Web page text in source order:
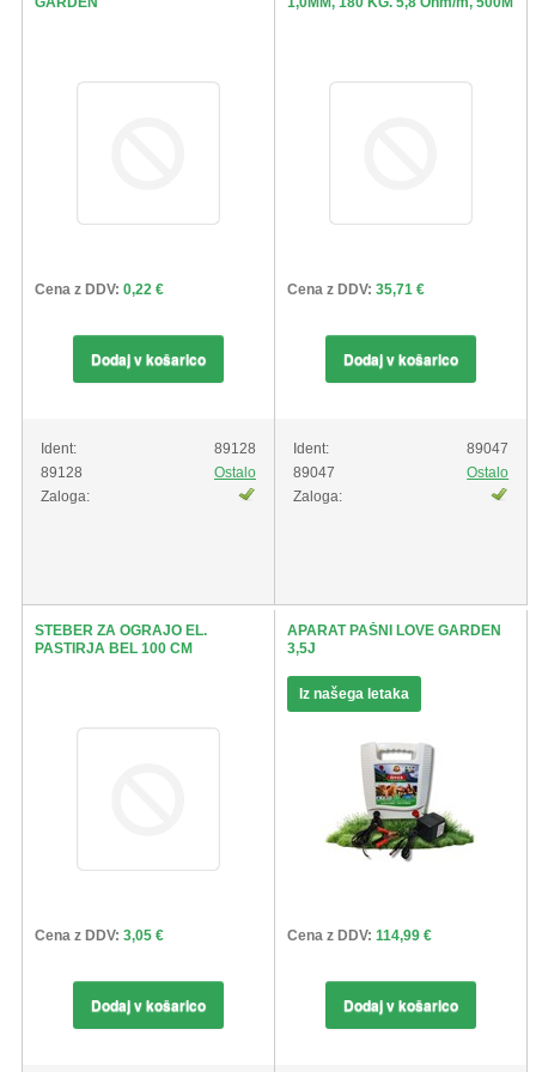
Cena z DDV: 0,22 €
Dodaj v košarico
Ident:
89128
89128
Ostalo
Zaloga:
Cena z DDV: 35,71 €
Dodaj v košarico
Ident:
89047
89047
Ostalo
Zaloga:
STEBER ZA OGRAJO EL.
PASTIRJA BEL 100 CM
Cena z DDV: 3,05 €
Dodaj v košarico
APARAT PAŠNI LOVE GARDEN
3,5J
Iz našega letaka
Cena z DDV: 114,99 €
Dodaj v košarico